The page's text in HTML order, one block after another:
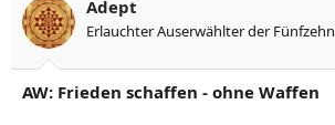
Adept
Erlauchter Auserwählter der Fünfzehn
AW: Frieden schaffen - ohne Waffen